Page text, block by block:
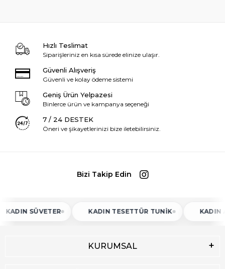
Hızlı Teslimat
Siparişleriniz en kısa sürede elinize ulaşır.
Güvenli Alışveriş
Güvenli ve kolay ödeme sistemi
Geniş Ürün Yelpazesi
Binlerce ürün ve kampanya seçeneği
7 / 24 DESTEK
Öneri ve şikayetlerinizi bize iletebilirsiniz.
Bizi Takip Edin
SÜVETER KADIN TESETTÜR TUNIK KADIN ATLET
KURUMSAL